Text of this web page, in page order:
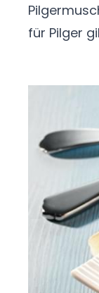
für Pilger